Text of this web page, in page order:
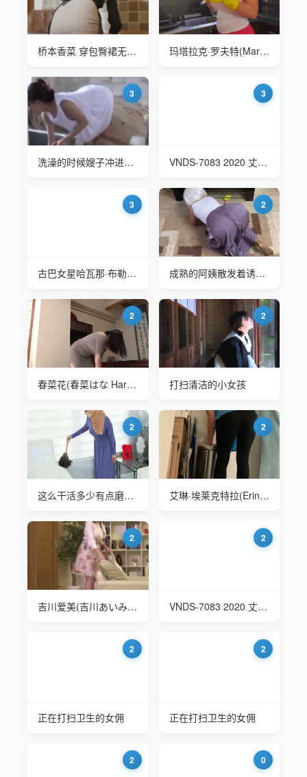
桥本香菜 穿包臀裙无内肉丝的妈妈 玛塔拉克·罗夫特(Marta La Croft)打扫卫生在西班牙女仆
3
洗澡的时候嫂子冲进来打扫卫生
3
VNDS-7083 2020 丈母娘穿超短裙打扫卫生
3
古巴女星哈瓦那·布勒(Havana Bleu) 继母又来打扫卫生了
2
成熟的阿姨散发着诱人的味道
2
春菜花(春菜はな Haruna Hana) NKKD-179 打扫卫生
2
打扫清洁的小女孩
2
这么干活多少有点磨洋工
2
艾琳·埃莱克特拉(Erin Electra)-打扫卫生
2
吉川爱美(吉川あいみ Aimi Yoshikawa) 弟妹真漂亮
2
VNDS-7083 2020 丈母娘穿超短裙打扫卫生
2
正在打扫卫生的女佣
2
正在打扫卫生的女佣
2 0